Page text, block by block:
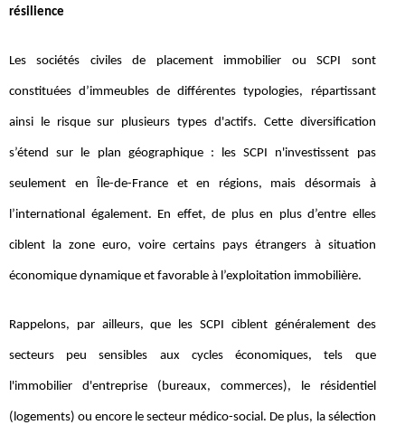
résilience
Les sociétés civiles de placement immobilier ou SCPI sont
constituées d’immeubles de différentes typologies, répartissant
ainsi le risque sur plusieurs types d'actifs. Cette diversification
s’étend sur le plan géographique : les SCPI n'investissent pas
seulement en Île-de-France et en régions, mais désormais à
l’international également. En effet, de plus en plus d’entre elles
ciblent la zone euro, voire certains pays étrangers à situation
économique dynamique et favorable à l’exploitation immobilière.
Rappelons, par ailleurs, que les SCPI ciblent généralement des
secteurs peu sensibles aux cycles économiques, tels que
l'immobilier d'entreprise (bureaux, commerces), le résidentiel
(logements) ou encore le secteur médico-social. De plus, la sélection